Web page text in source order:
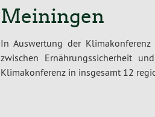
Meiningen
In Auswertung der Klimakonferenz
zwischen Ernährungssicherheit
Klimakonferenz in insgesamt 12